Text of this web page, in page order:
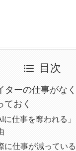
目次
ターの仕事がな
ておく
に仕事を奪われる
に仕事が減ってい